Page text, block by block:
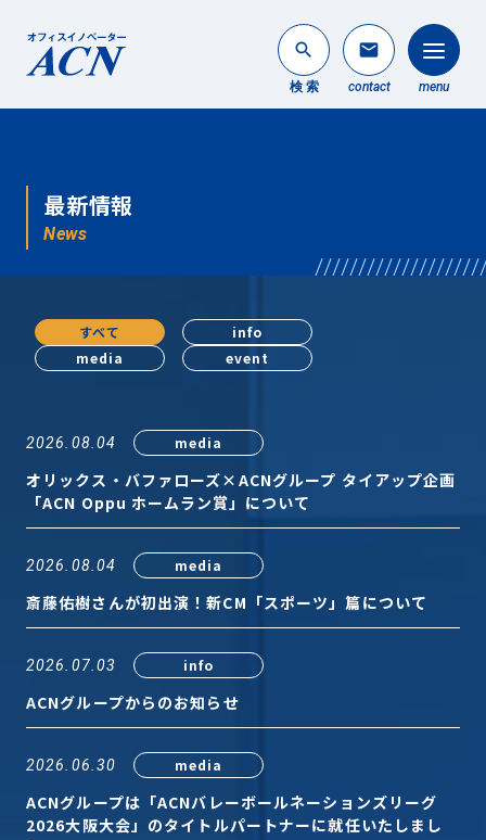
search
検 索
mail
contact menu
個人のお客様
Service
事業内容
最新情報
Sustainability
サステナビリティ
Recruit
person お客様専用サイト
商談中のお客様
mail お問い合わせ
最新情報
News
すべて
info
media
event
2026.08.04 media
オリックス・バファローズ×ACNグループ タイアップ企画
「ACN Oppu ホームラン賞」について
2026.08.04 media
斎藤佑樹さんが初出演！新CM「スポーツ」篇について
2026.07.03 info
ACNグループからのお知らせ
2026.06.30 media
ACNグループは「ACNバレーボールネーションズリーグ
2026大阪大会」のタイトルパートナーに就任いたしまし